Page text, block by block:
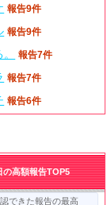
報告9件
報告9件
報告7件
報告7件
報告6件
の高額報告TOP5
できた報告の最高